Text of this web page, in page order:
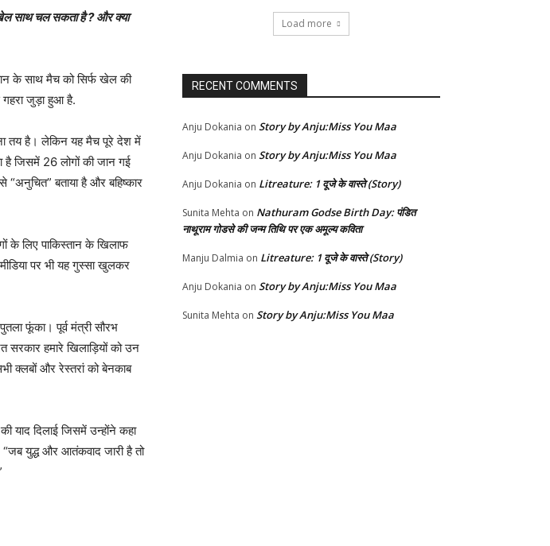
साथ चल सकता है ? और क्या
के साथ मैच को सिर्फ खेल की
जुड़ा हुआ है.
तय है। लेकिन यह मैच पूरे देश में
है जिसमें 26 लोगों की जान गई
“अनुचित” बताया है और बहिष्कार
के लिए पाकिस्तान के खिलाफ
पर भी यह गुस्सा खुलकर
फूंका। पूर्व मंत्री सौरभ
सरकार हमारे खिलाड़ियों को उन
क्लबों और रेस्तरां को बेनकाब
याद दिलाई जिसमें उन्होंने कहा
युद्ध और आतंकवाद जारी है तो
Load more
RECENT COMMENTS
Anju Dokania on Story by Anju:Miss You Maa
Anju Dokania on Story by Anju:Miss You Maa
Anju Dokania on Litreature: 1 दूजे के वास्ते (Story)
Sunita Mehta on Nathuram Godse Birth Day: पंडित
नाथूराम गोडसे की जन्म तिथि पर एक अमूल्य कविता
Manju Dalmia on Litreature: 1 दूजे के वास्ते (Story)
Anju Dokania on Story by Anju:Miss You Maa
Sunita Mehta on Story by Anju:Miss You Maa